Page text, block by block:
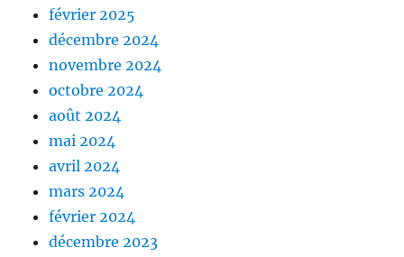
février 2025
décembre 2024
novembre 2024
octobre 2024
août 2024
mai 2024
avril 2024
mars 2024
février 2024
décembre 2023